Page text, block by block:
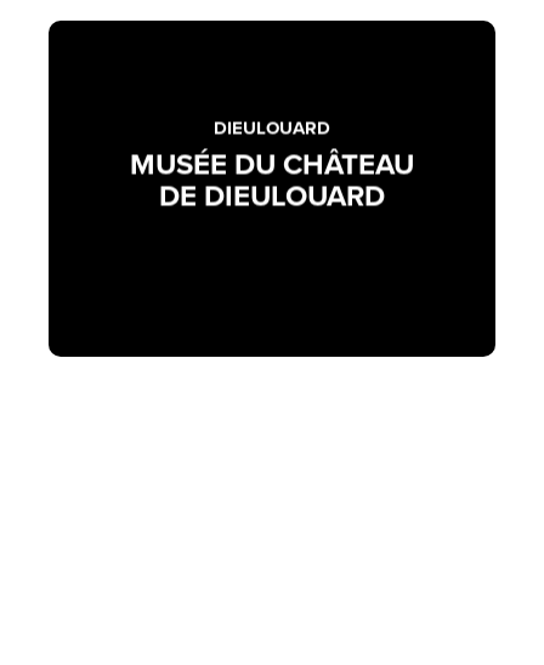
DIEULOUARD
MUSÉE DU CHÂTEAU
DE DIEULOUARD